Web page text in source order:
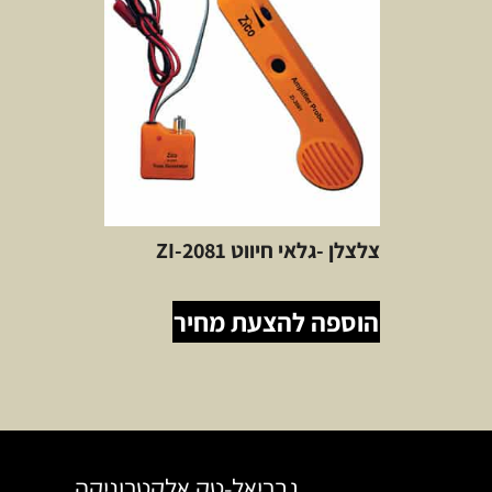
צלצלן -גלאי חיווט ZI-2081
הוספה להצעת מחיר